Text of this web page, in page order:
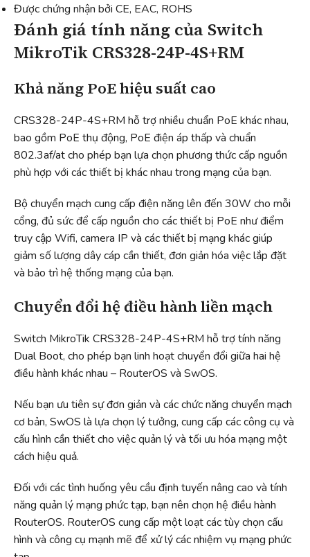
Được chứng nhận bởi CE, EAC, ROHS
Đánh giá tính năng của Switch
MikroTik CRS328-24P-4S+RM
Khả năng PoE hiệu suất cao
CRS328-24P-4S+RM hỗ trợ nhiều chuẩn PoE khác nhau,
bao gồm PoE thụ động, PoE điện áp thấp và chuẩn
802.3af/at cho phép bạn lựa chọn phương thức cấp nguồn
phù hợp với các thiết bị khác nhau trong mạng của bạn.
Bộ chuyển mạch cung cấp điện năng lên đến 30W cho mỗi
cổng, đủ sức để cấp nguồn cho các thiết bị PoE như điểm
truy cập Wifi, camera IP và các thiết bị mạng khác giúp
giảm số lượng dây cáp cần thiết, đơn giản hóa việc lắp đặt
và bảo trì hệ thống mạng của bạn.
Chuyển đổi hệ điều hành liền mạch
Switch MikroTik CRS328-24P-4S+RM hỗ trợ tính năng
Dual Boot, cho phép bạn linh hoạt chuyển đổi giữa hai hệ
điều hành khác nhau – RouterOS và SwOS.
Nếu bạn ưu tiên sự đơn giản và các chức năng chuyển mạch
cơ bản, SwOS là lựa chọn lý tưởng, cung cấp các công cụ và
cấu hình cần thiết cho việc quản lý và tối ưu hóa mạng một
cách hiệu quả.
Đối với các tình huống yêu cầu định tuyến nâng cao và tính
năng quản lý mạng phức tạp, bạn nên chọn hệ điều hành
RouterOS. RouterOS cung cấp một loạt các tùy chọn cấu
hình và công cụ mạnh mẽ để xử lý các nhiệm vụ mạng phức